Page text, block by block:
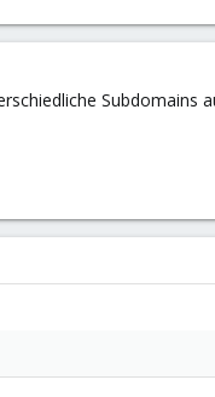
Subdomains